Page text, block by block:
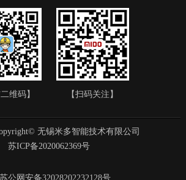
维码】 【扫码关注】
无锡米多智能技术有限公司
苏ICP备2020062369号
苏公网安备32028202232128号